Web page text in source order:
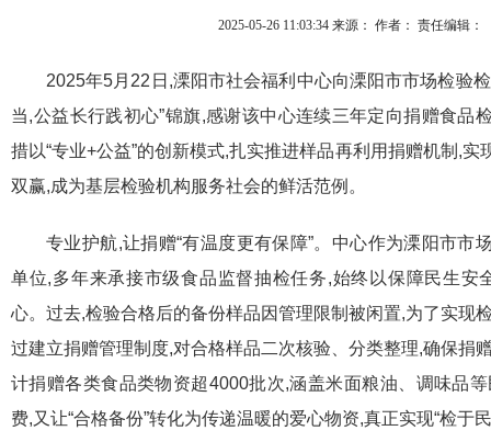
2025-05-26 11:03:34 来源： 作者： 责任编辑：
2025年5月22日,溧阳市社会福利中心向溧阳市市场检验
当,公益长行践初心”锦旗,感谢该中心连续三年定向捐赠食品
措以“专业+公益”的创新模式,扎实推进样品再利用捐赠机制,实
双赢,成为基层检验机构服务社会的鲜活范例。
专业护航,让捐赠“有温度更有保障”。中心作为溧阳市市
单位,多年来承接市级食品监督抽检任务,始终以保障民生安
心。过去,检验合格后的备份样品因管理限制被闲置,为了实现
过建立捐赠管理制度,对合格样品二次核验、分类整理,确保捐
计捐赠各类食品类物资超4000批次,涵盖米面粮油、调味品
费,又让“合格备份”转化为传递温暖的爱心物资,真正实现“检于